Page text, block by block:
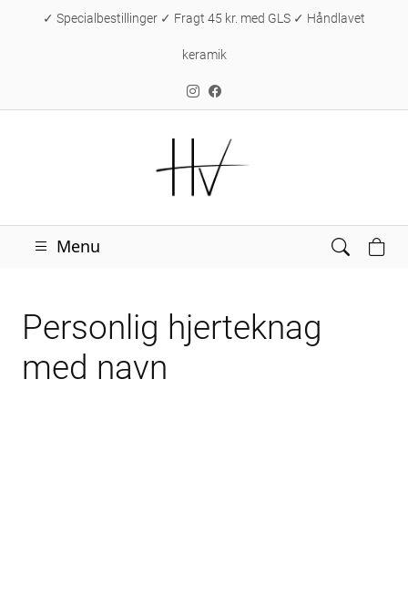
✓ Specialbestillinger ✓ Fragt 45 kr. med GLS ✓ Håndlavet
keramik
Menu
Personlig hjerteknag
med navn